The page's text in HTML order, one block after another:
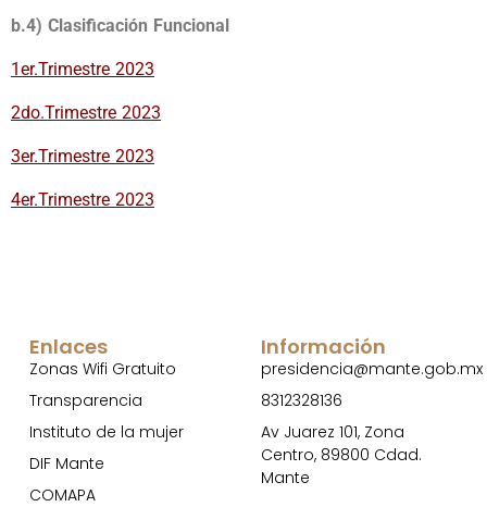
b.4) Clasificación Funcional
1er.Trimestre 2023
2do.Trimestre 2023
3er.Trimestre 2023
4er.Trimestre 2023
Enlaces
Zonas Wifi Gratuito
Transparencia
Instituto de la mujer
DIF Mante
COMAPA
Información
presidencia@mante.gob.mx
8312328136
Av Juarez 101, Zona
Centro, 89800 Cdad.
Mante